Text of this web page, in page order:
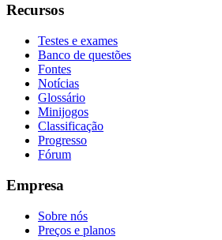
Recursos
Testes e exames
Banco de questões
Fontes
Notícias
Glossário
Minijogos
Classificação
Progresso
Fórum
Empresa
Sobre nós
Preços e planos